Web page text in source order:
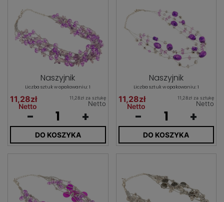
Naszyjnik
Liczba sztuk w opakowaniu: 1
11,28zł
Netto
11,28zł za sztukę
Netto
- +
DO KOSZYKA
Naszyjnik
Liczba sztuk w opakowaniu: 1
11,28zł
Netto
11,28zł za sztukę
Netto
- +
DO KOSZYKA